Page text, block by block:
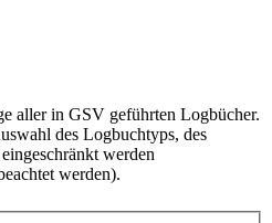
aller in GSV geführten Logbücher.
des Logbuchtyps, des
werden
werden).